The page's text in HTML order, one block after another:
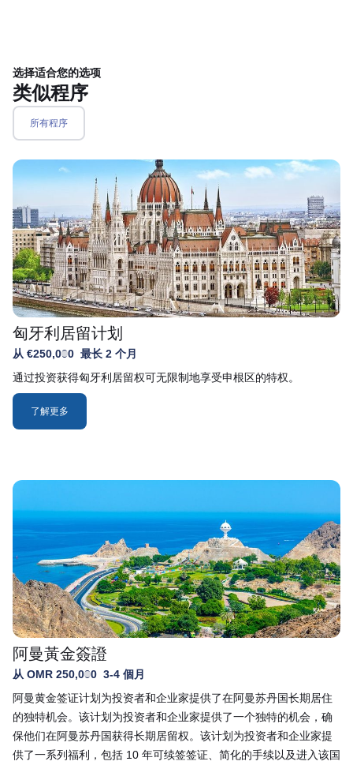
选择适合您的选项
类似程序
所有程序
匈牙利居留计划
从 €250,000 最长 2 个月
通过投资获得匈牙利居留权可无限制地享受申根区的特权。
了解更多
阿曼黃金簽證
从 OMR 250,000 3-4 個月
阿曼黄金签证计划为投资者和企业家提供了在阿曼苏丹国长期居住
的独特机会。该计划为投资者和企业家提供了一个独特的机会，确
保他们在阿曼苏丹国获得长期居留权。该计划为投资者和企业家提
供了一系列福利，包括 10 年可续签签证、简化的手续以及进入该国